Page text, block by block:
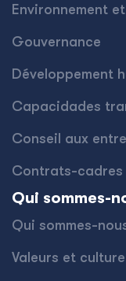
Environnement
Gouvernance
Développement
Capacidades
Conseil aux
Contrats-cadres
Qui sommes-
Qui sommes-
Valeurs et culture